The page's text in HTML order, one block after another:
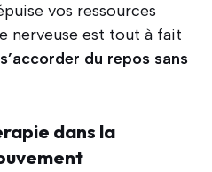
vos ressources
nerveuse est tout à fait
s’accorder du repos sans
dans la